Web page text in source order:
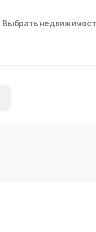
Выбрать